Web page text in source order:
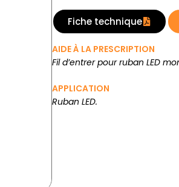
Fiche technique
AIDE À LA PRESCRIPTION
Fil d’entrer pour ruban LED
APPLICATION
Ruban LED.